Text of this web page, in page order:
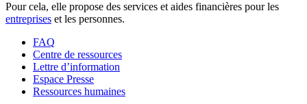
Pour cela, elle propose des services et aides financières pour les
entreprises et les personnes.
FAQ
Centre de ressources
Lettre d’information
Espace Presse
Ressources humaines